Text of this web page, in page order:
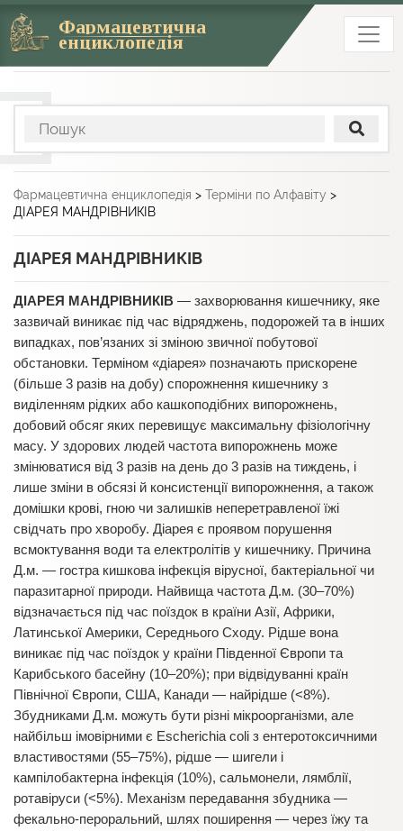
Фармацевтична
енциклопедія
Фармацевтична енциклопедія > Терміни по Алфавіту >
ДІАРЕЯ МАНДРІВНИКІВ
ДІАРЕЯ МАНДРІВНИКІВ
ДІАРЕЯ МАНДРІВНИКІВ — захворювання кишечнику, яке
зазвичай виникає під час відряджень, подорожей та в інших
випадках, пов’язаних зі зміною звичної побутової
обстановки. Терміном «діарея» позначають прискорене
(більше 3 разів на добу) спорожнення кишечнику з
виділенням рідких або кашкоподібних випорожнень,
добовий обсяг яких перевищує максимальну фізіологічну
масу. У здорових людей частота випорожнень може
змінюватися від 3 разів на день до 3 разів на тиждень, і
лише зміни в обсязі й консистенції випорожнення, а також
домішки крові, гною чи залишків неперетравленої їжі
свідчать про хворобу. Діарея є проявом порушення
всмоктування води та електролітів у кишечнику. Причина
Д.м. — гостра кишкова інфекція вірусної, бактеріальної чи
паразитарної природи. Найвища частота Д.м. (30–70%)
відзначається під час поїздок в країни Азії, Африки,
Латинської Америки, Середнього Сходу. Рідше вона
виникає під час поїздок у країни Південної Європи та
Карибського басейну (10–20%); при відвідуванні країн
Північної Європи, США, Канади — найрідше (<8%).
Збудниками Д.м. можуть бути різні мікроорганізми, але
найбільш імовірними є Escherichia coli з ентеротоксичними
властивостями (55–75%), рідше — шигели і
кампілобактерна інфекція (10%), сальмонели, лямблії,
ротавіруси (<5%). Механізм передавання збудника —
фекально-пероральний, шлях поширення — через їжу та